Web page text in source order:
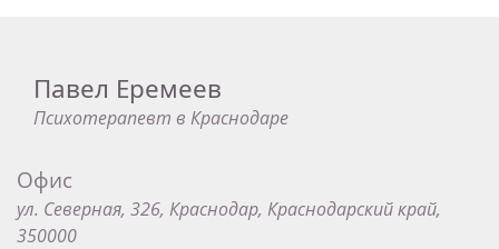
Павел Еремеев
Психотерапевт в Краснодаре
Офис
ул. Северная, 326, Краснодар, Краснодарский край,
350000